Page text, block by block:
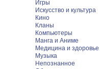
Игры
Искусство и культура
Кино
Кланы
Компьютеры
Манга и Аниме
Медицина и здоровье
Музыка
Непознанное